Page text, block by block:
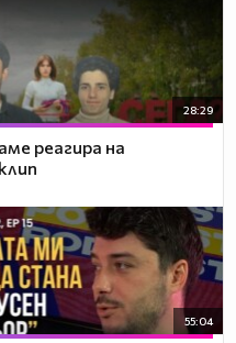
28:29
реагира на
55:04